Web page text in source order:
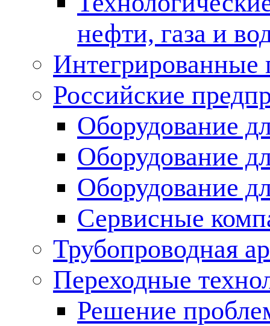
нефти, газа и
Российские
Оборудование
Оборудование
Оборудование
Сервисные
Трубопроводная
Переходные
Решение